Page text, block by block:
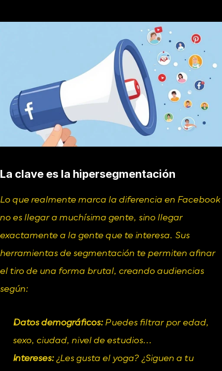
La clave es la hipersegmentación
Lo que realmente marca la diferencia en Facebook
no es llegar a muchísima gente, sino llegar
exactamente a la gente que te interesa. Sus
herramientas de segmentación te permiten afinar
el tiro de una forma brutal, creando audiencias
según:
Datos demográficos: Puedes filtrar por edad,
sexo, ciudad, nivel de estudios...
Intereses: ¿Les gusta el yoga? ¿Siguen a tu